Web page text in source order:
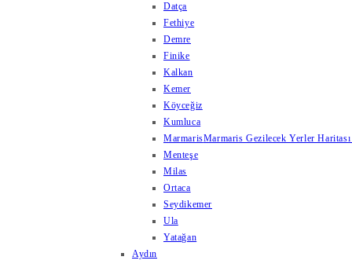
Datça
Fethiye
Demre
Finike
Kalkan
Kemer
Köyceğiz
Kumluca
MarmarisMarmaris Gezilecek Yerler
Menteşe
Milas
Ortaca
Seydikemer
Ula
Yatağan
Aydın